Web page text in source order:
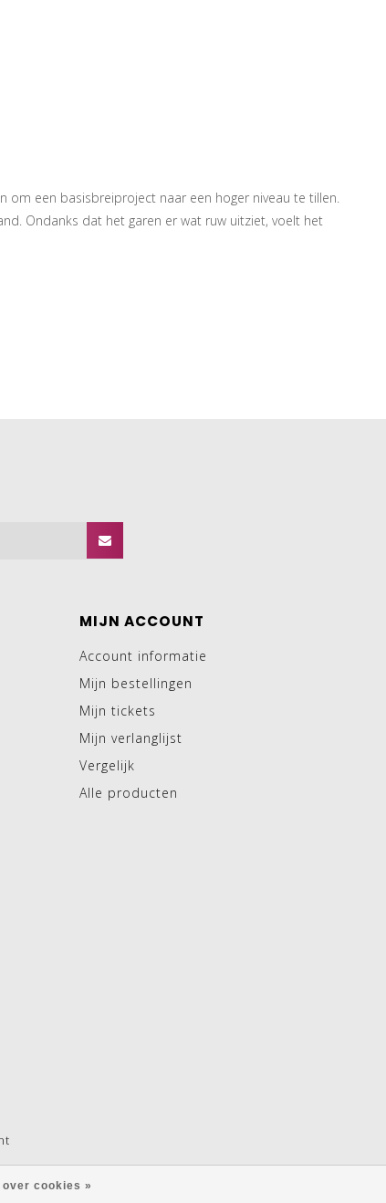
om een basisbreiproject naar een hoger niveau te tillen.
Ondanks dat het garen er wat ruw uitziet, voelt het
over cookies »
MIJN ACCOUNT
Account informatie
Mijn bestellingen
Mijn tickets
Mijn verlanglijst
Vergelijk
Alle producten